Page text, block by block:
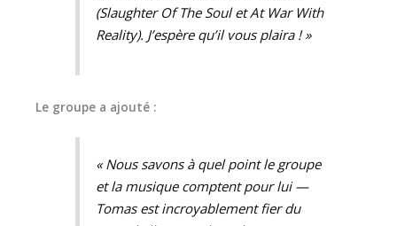
(Slaughter Of The SouletAt War With
Reality). J’espère qu’il vous plaira ! »
Le groupe a ajouté :
« Nous savons à quel point le groupe
et la musique comptent pour lui —
Tomas est incroyablement fier du